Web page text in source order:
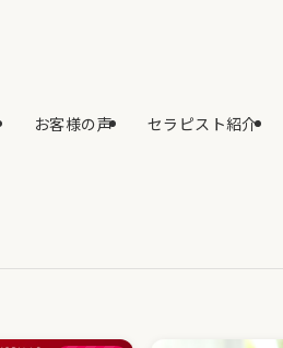
お客様の声 セラピスト紹介